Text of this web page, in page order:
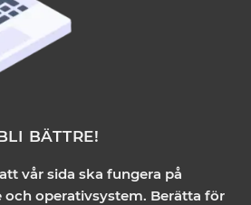
BÄTTRE!
vår sida ska fungera på
och operativsystem. Berätta för